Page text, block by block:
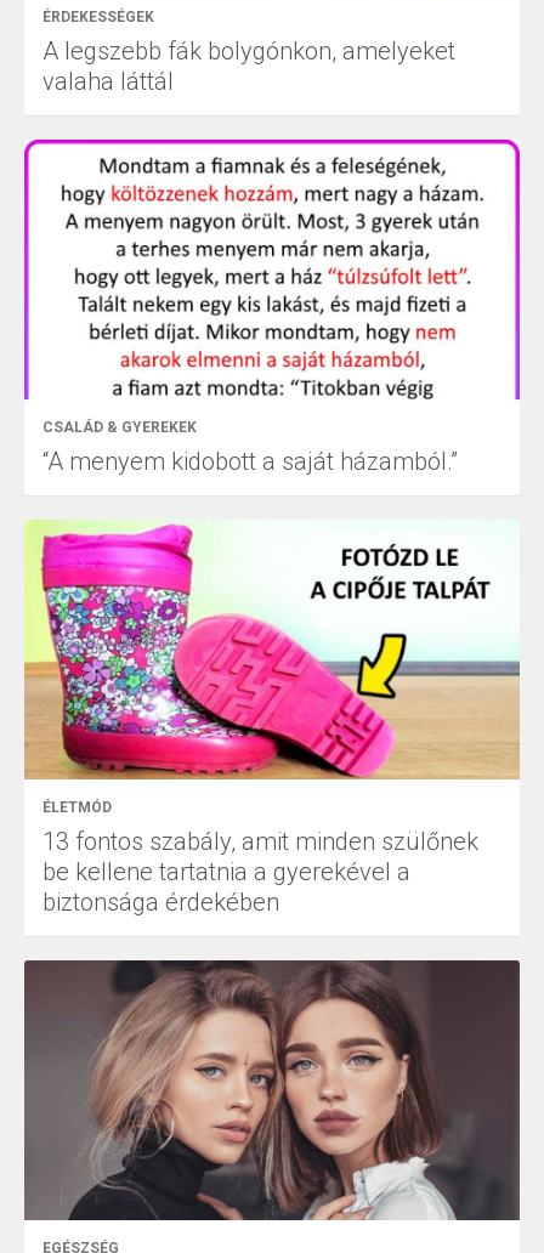
ÉRDEKESSÉGEK
A legszebb fák bolygónkon, amelyeket
valaha láttál
CSALÁD & GYEREKEK
“A menyem kidobott a saját házamból.”
ÉLETMÓD
13 fontos szabály, amit minden szülőnek
be kellene tartatnia a gyerekével a
biztonsága érdekében
EGÉSZSÉG